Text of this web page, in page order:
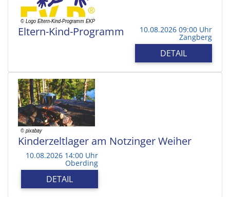
Eltern-Kind-Programm 10.08.2026 09:00 Uhr
Zangberg
DETAIL
Kinderzeltlager am Notzinger Weiher
10.08.2026 14:00 Uhr
Oberding
DETAIL